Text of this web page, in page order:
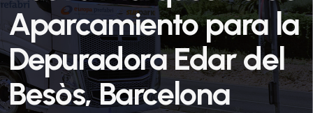
Aparcamiento para la
Depuradora Edar del
Besòs, Barcelona